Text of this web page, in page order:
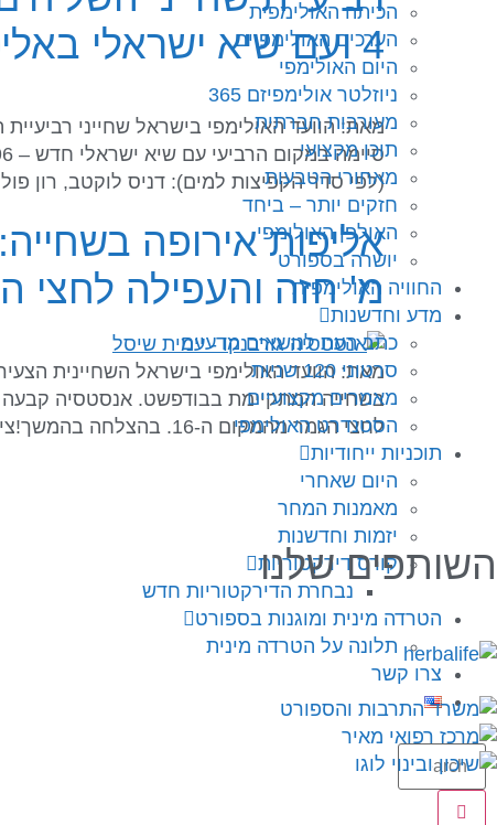
הכיתה האולימפית
הערכים האולימפיים
היום האולימפי
ניוזלטר אולימפיזם 365
מעורבות חברתית
תוכן מקצועי
מאחורי הטבעות
חזקים יותר – ביחד
האולפן האולימפי
יושרה בספורט
החוויה האולימפית
מדע וחדשנות
כתב העת לנושאים מדעיים
סרטוני 120 שניות
מאמרים מקצועיים
הסטנדרט האולימפי
תוכניות ייחודיות
היום שאחרי
מאמנות המחר
יזמות וחדשנות
קורס דירקטוריות
נבחרת הדירקטוריות חדש
הטרדה מינית ומוגנות בספורט
תלונה על הטרדה מינית
צרו קשר
4 ועם שיא ישראלי באליפות אירופה
(לפי סדר הקפיצות למים): דניס לוקטב, רון
מ' חזה והעפילה לחצי
לחצי הגמר מהמקום ה-16. בהצלחה בהמשך!צילום:עמית שיסל
השותפים שלנו